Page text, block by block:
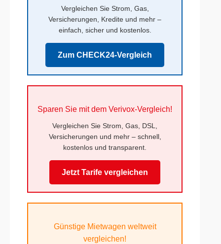
Vergleichen Sie Strom, Gas,
Versicherungen, Kredite und mehr –
einfach, sicher und kostenlos.
Zum CHECK24-Vergleich
Sparen Sie mit dem Verivox-Vergleich!
Vergleichen Sie Strom, Gas, DSL,
Versicherungen und mehr – schnell,
kostenlos und transparent.
Jetzt Tarife vergleichen
Günstige Mietwagen weltweit
vergleichen!